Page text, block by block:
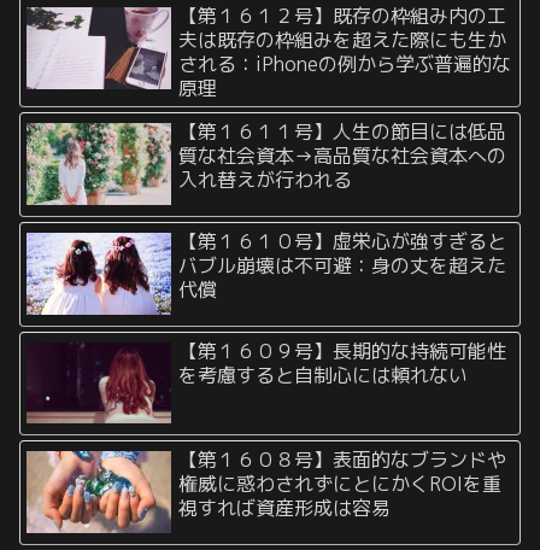
【第１６１２号】既存の枠組み内の工
夫は既存の枠組みを超えた際にも生か
される：iPhoneの例から学ぶ普遍的な
原理
【第１６１１号】人生の節目には低品
質な社会資本→高品質な社会資本への
入れ替えが行われる
【第１６１０号】虚栄心が強すぎると
バブル崩壊は不可避：身の丈を超えた
代償
【第１６０９号】長期的な持続可能性
を考慮すると自制心には頼れない
【第１６０８号】表面的なブランドや
権威に惑わされずにとにかくROIを重
視すれば資産形成は容易